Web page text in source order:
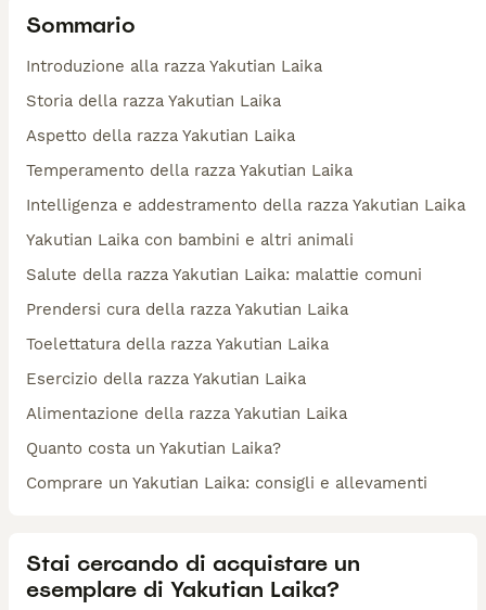
Sommario
Introduzione alla razza Yakutian Laika
Storia della razza Yakutian Laika
Aspetto della razza Yakutian Laika
Temperamento della razza Yakutian Laika
Intelligenza e addestramento della razza Yakutian Laika
Yakutian Laika con bambini e altri animali
Salute della razza Yakutian Laika: malattie comuni
Prendersi cura della razza Yakutian Laika
Toelettatura della razza Yakutian Laika
Esercizio della razza Yakutian Laika
Alimentazione della razza Yakutian Laika
Quanto costa un Yakutian Laika?
Comprare un Yakutian Laika: consigli e allevamenti
Stai cercando di acquistare un
esemplare di Yakutian Laika?